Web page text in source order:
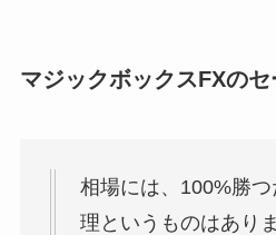
マジックボックスFXの
相場には、100%勝
理というものはあり